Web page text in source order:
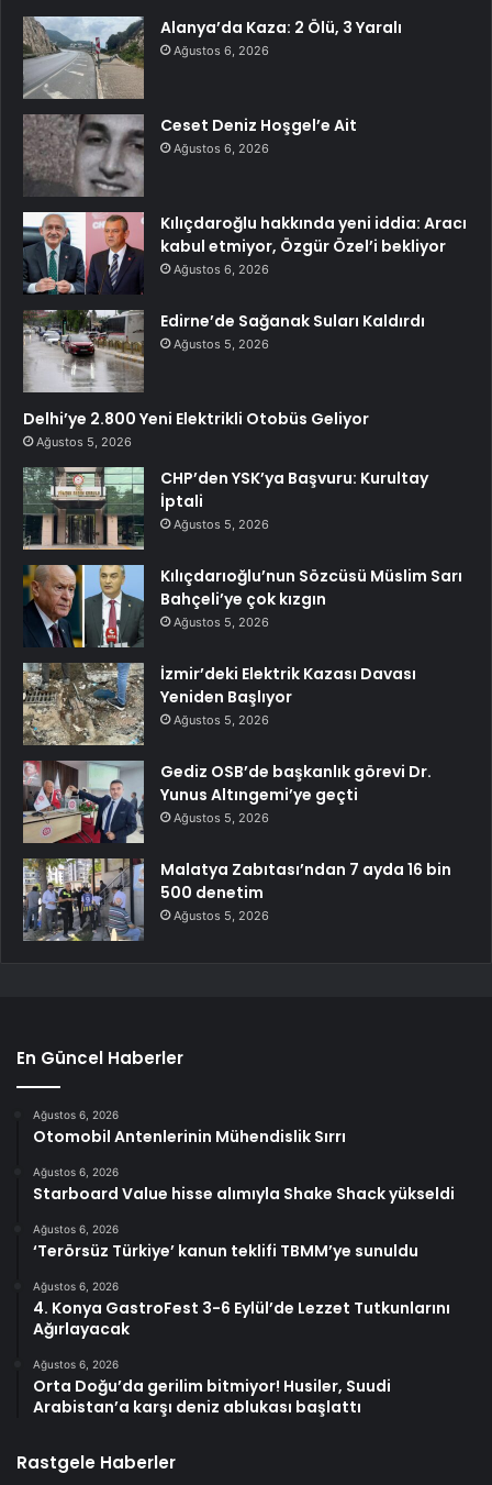
Alanya’da Kaza: 2 Ölü, 3 Yaralı
Ağustos 6, 2026
Ceset Deniz Hoşgel’e Ait
Ağustos 6, 2026
Kılıçdaroğlu hakkında yeni iddia: Aracı
kabul etmiyor, Özgür Özel’i bekliyor
Ağustos 6, 2026
Edirne’de Sağanak Suları Kaldırdı
Ağustos 5, 2026
Delhi’ye 2.800 Yeni Elektrikli Otobüs Geliyor
Ağustos 5, 2026
CHP’den YSK’ya Başvuru: Kurultay
İptali
Ağustos 5, 2026
Kılıçdarıoğlu’nun Sözcüsü Müslim Sarı
Bahçeli’ye çok kızgın
Ağustos 5, 2026
İzmir’deki Elektrik Kazası Davası
Yeniden Başlıyor
Ağustos 5, 2026
Gediz OSB’de başkanlık görevi Dr.
Yunus Altıngemi’ye geçti
Ağustos 5, 2026
Malatya Zabıtası’ndan 7 ayda 16 bin
500 denetim
Ağustos 5, 2026
En Güncel Haberler
Ağustos 6, 2026
Otomobil Antenlerinin Mühendislik Sırrı
Ağustos 6, 2026
Starboard Value hisse alımıyla Shake Shack yükseldi
Ağustos 6, 2026
‘Terörsüz Türkiye’ kanun teklifi TBMM’ye sunuldu
Ağustos 6, 2026
4. Konya GastroFest 3-6 Eylül’de Lezzet Tutkunlarını
Ağırlayacak
Ağustos 6, 2026
Orta Doğu’da gerilim bitmiyor! Husiler, Suudi
Arabistan’a karşı deniz ablukası başlattı
Rastgele Haberler